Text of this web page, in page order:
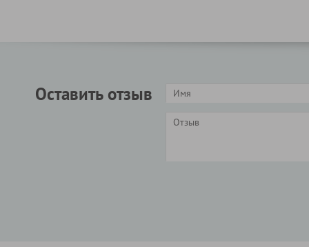
Оставить отзыв